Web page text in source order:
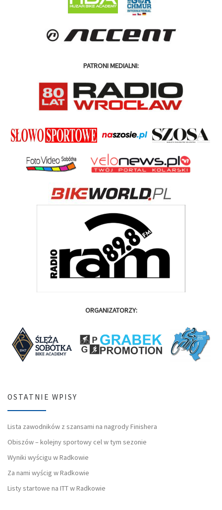
PATRONI MEDIALNI:
ORGANIZATORZY:
OSTATNIE WPISY
Lista zawodników z szansami na nagrody Finishera
Obiszów – kolejny sportowy cel w tym sezonie
Wyniki wyścigu w Radkowie
Za nami wyścig w Radkowie
Listy startowe na ITT w Radkowie